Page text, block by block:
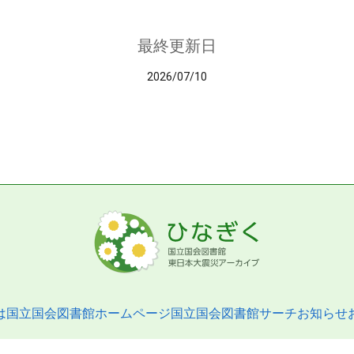
最終更新日
2026/07/10
国立国会図書館ホームページ国立国会図書館サーチお知らせ